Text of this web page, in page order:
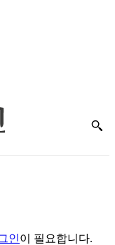
인이 필요합니다.